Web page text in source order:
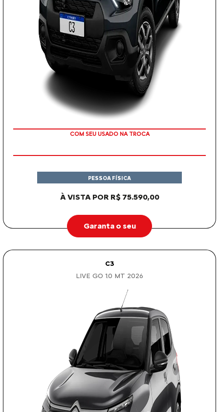
COM SEU USADO NA TROCA
À VISTA POR R$ 75.590,00
PESSOA FÍSICA
Garanta o seu
C3
LIVE GO 1.0 MT 2026